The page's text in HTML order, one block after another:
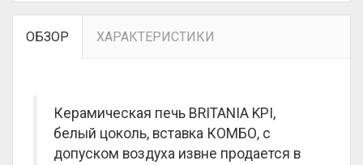
ОБЗОР ХАРАКТЕРИСТИКИ
Керамическая печь BRITANIA KPI,
белый цоколь, вставка КОМБО, с
допуском воздуха извне продается в